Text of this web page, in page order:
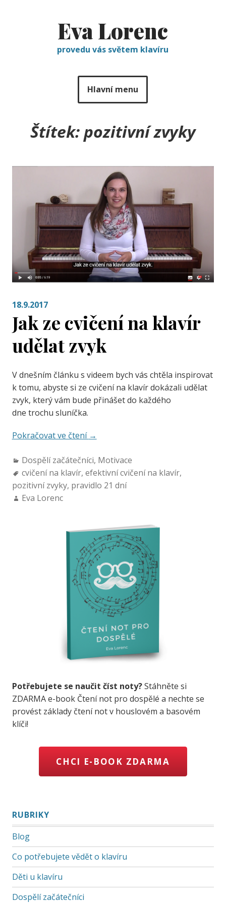
Eva Lorenc
provedu vás světem klavíru
Hlavní menu
Štítek:pozitivní zvyky
18.9.2017
Jak ze cvičení na klavír
udělat zvyk
V dnešním článku s videem bych vás chtěla inspirovat
k tomu, abyste si ze cvičení na klavír dokázali udělat
zvyk, který vám bude přinášet do každého
dne trochu sluníčka.
Pokračovat ve čtení →
Dospělí začátečníci, Motivace
cvičení na klavír, efektivní cvičení na klavír,
pozitivní zvyky, pravidlo 21 dní
Eva Lorenc
Potřebujete se naučit číst noty?Stáhněte si
ZDARMA e-book Čtení not pro dospělé a nechte se
provést základy čtení not v houslovém a basovém
klíči!
CHCI E-BOOK ZDARMA
RUBRIKY
Blog
Co potřebujete vědět o klavíru
Děti u klavíru
Dospělí začátečníci